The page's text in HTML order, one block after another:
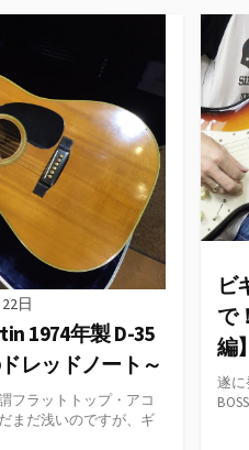
日
1974年製 D-35
レッドノート～
フラットトップ・アコ
まだ浅いのですが、ギ
ビ
で
編】
遂に